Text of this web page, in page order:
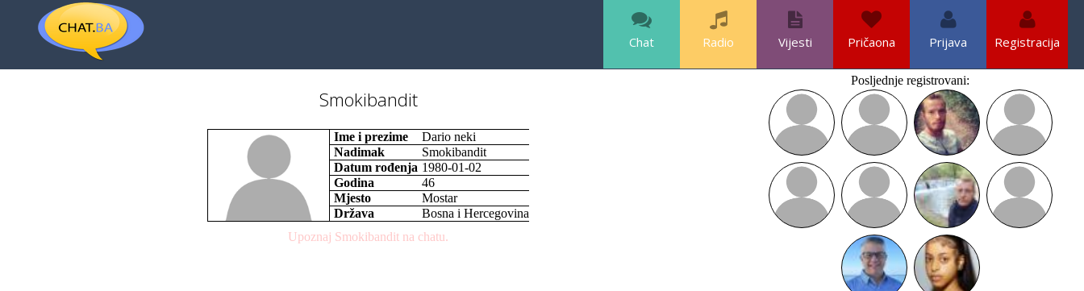
Chat Radio Vijesti Pričaona Prijava Registracija
Smokibandit
Ime i prezime
Dario neki
Nadimak
Smokibandit
Datum rođenja 1980-01-02
Godina
46
Mjesto
Mostar
Država
Bosna i Hercegovina
Upoznaj Smokibandit na chatu.
Posljednje registrovani: